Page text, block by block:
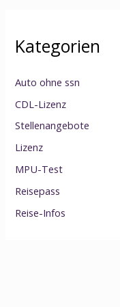
Kategorien
Auto ohne ssn
CDL-Lizenz
Stellenangebote
Lizenz
MPU-Test
Reisepass
Reise-Infos